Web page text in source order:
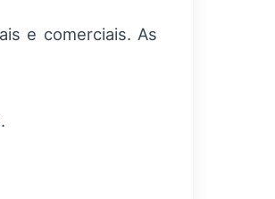
e comerciais. As